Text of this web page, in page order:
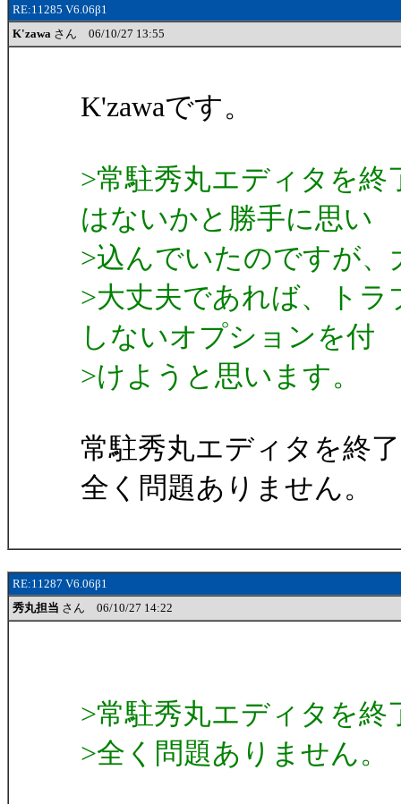
RE:11285 V6.06β1
K'zawa さん 06/10/27 13:55
K'zawaです。
>常駐秀丸エディタを
はないかと勝手に思い
>込んでいたのですが
>大丈夫であれば、ト
しないオプションを付
>けようと思います。
常駐秀丸エディタを終
全く問題ありません。
RE:11287 V6.06β1
秀丸担当 さん 06/10/27 14:22
>常駐秀丸エディタを終
>全く問題ありません。